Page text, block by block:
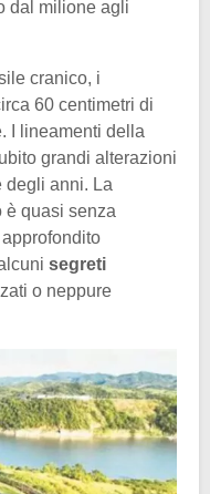
dal milione agli
cranico, i
60 centimetri di
I lineamenti della
grandi alterazioni
degli anni. La
è quasi senza
segreti
o neppure